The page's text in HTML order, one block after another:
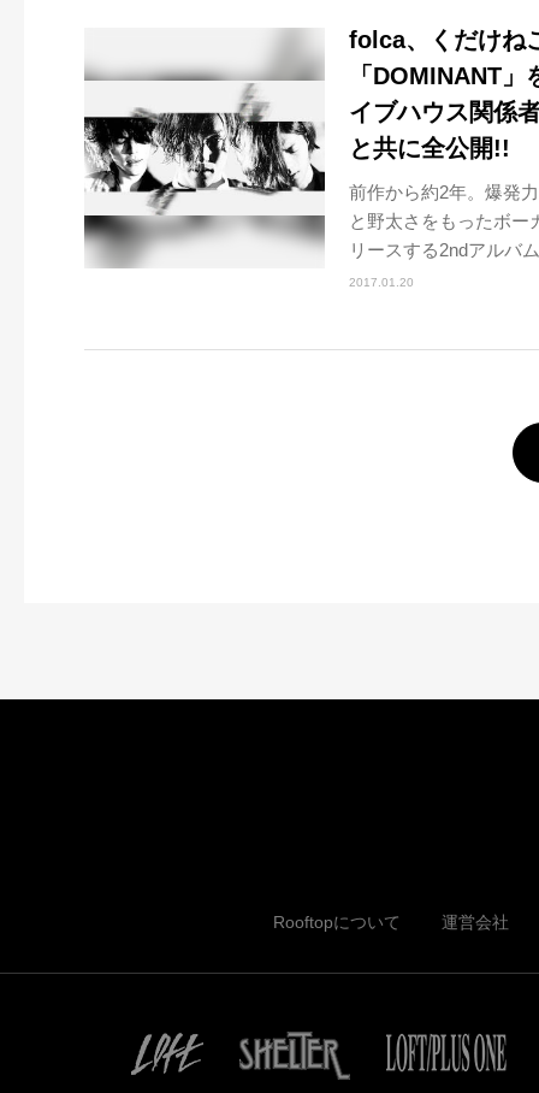
folca、くだけね
「DOMINANT
イブハウス関係
と共に全公開!!
前作から約2年。爆発
と野太さをもったボー
リースする2ndアルバ
2017.01.20
Rooftopについて 運営会社